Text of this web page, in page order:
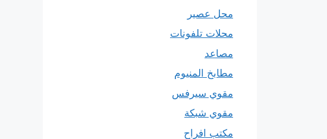
محل عصير
محلات تلفونات
مصاعد
مطابخ المنيوم
مقوي سيرفس
مقوي شبكة
مكتب افراح